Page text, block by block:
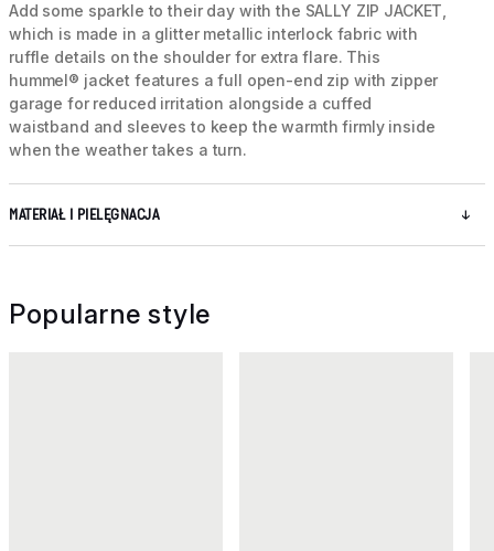
Add some sparkle to their day with the SALLY ZIP JACKET,
which is made in a glitter metallic interlock fabric with
ruffle details on the shoulder for extra flare. This
hummel® jacket features a full open-end zip with zipper
garage for reduced irritation alongside a cuffed
waistband and sleeves to keep the warmth firmly inside
when the weather takes a turn.
MATERIAŁ I PIELĘGNACJA
Popularne style